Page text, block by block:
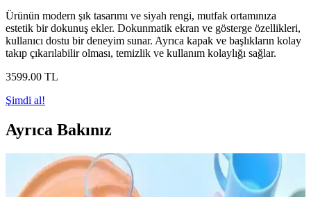
Ürünün modern şık tasarımı ve siyah rengi, mutfak ortamınıza
estetik bir dokunuş ekler. Dokunmatik ekran ve gösterge özellikleri,
kullanıcı dostu bir deneyim sunar. Ayrıca kapak ve başlıkların kolay
takıp çıkarılabilir olması, temizlik ve kullanım kolaylığı sağlar.
3599.00 TL
Şimdi al!
Ayrıca Bakınız
Butcher Block Tezgahların Bakımı ve Korunması:
Mineral Yağ ve Doğru Yüzey İşlemleri